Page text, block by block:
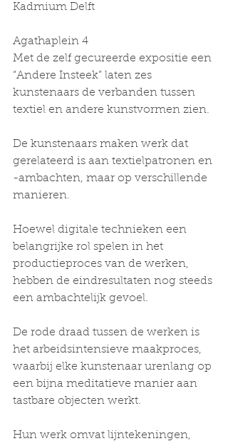
Kadmium Delft
Agathaplein 4
Met de zelf gecureerde expositie een
“Andere Insteek” laten zes
kunstenaars de verbanden tussen
textiel en andere kunstvormen zien.
De kunstenaars maken werk dat
gerelateerd is aan textielpatronen en
-ambachten, maar op verschillende
manieren.
Hoewel digitale technieken een
belangrijke rol spelen in het
productieproces van de werken,
hebben de eindresultaten nog steeds
een ambachtelijk gevoel.
De rode draad tussen de werken is
het arbeidsintensieve maakproces,
waarbij elke kunstenaar urenlang op
een bijna meditatieve manier aan
tastbare objecten werkt.
Hun werk omvat lijntekeningen,